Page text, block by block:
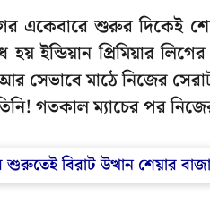
একেবারে শুরুর
হয় ইন্ডিয়ান প্রিমিয়ার
সেভাবে মাঠে নিজের
গতকাল ম্যাচের পর
শুরুতেই বিরাট উত্থান শেয়ার